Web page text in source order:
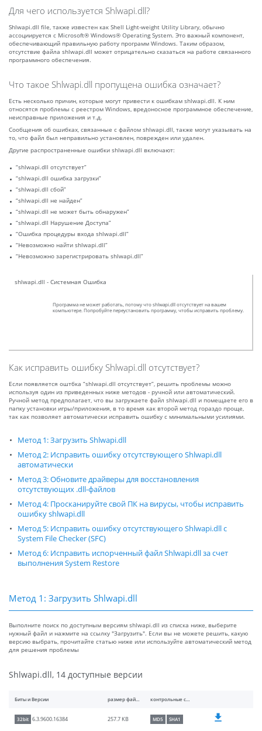
Для чего используется Shlwapi.dll?
Shlwapi.dll file, также известен как Shell Light-weight Utility Library, обычно
ассоциируется с Microsoft® Windows® Operating System. Это важный компонент,
обеспечивающий правильную работу программ Windows. Таким образом,
отсутствие файла shlwapi.dll может отрицательно сказаться на работе связанного
программного обеспечения.
Что такое Shlwapi.dll пропущена ошибка означает?
Есть несколько причин, которые могут привести к ошибкам shlwapi.dll. К ним
относятся проблемы с реестром Windows, вредоносное программное обеспечение,
неисправные приложения и т.д.
Сообщения об ошибках, связанные с файлом shlwapi.dll, также могут указывать на
то, что файл был неправильно установлен, поврежден или удален.
Другие распространенные ошибки shlwapi.dll включают:
“shlwapi.dll отсутствует”
“shlwapi.dll ошибка загрузки”
“shlwapi.dll сбой”
“shlwapi.dll не найден”
“shlwapi.dll не может быть обнаружен”
“shlwapi.dll Нарушение Доступа”
“Ошибка процедуры входа shlwapi.dll”
“Невозможно найти shlwapi.dll”
“Невозможно зарегистрировать shlwapi.dll”
shlwapi.dll - Системная Ошибка
Программа не может работать, потому что shlwapi.dll отсутствует на вашем
компьютере. Попробуйте переустановить программу, чтобы исправить проблему.
Как исправить ошибку Shlwapi.dll отсутствует?
Если появляется оштбка “shlwapi.dll отсутствует”, решить проблемы можно
используя один из приведенных ниже методов - ручной или автоматический.
Ручной метод предполагает, что вы загружаете файл shlwapi.dll и помещаете его в
папку установки игры/приложения, в то время как второй метод гораздо проще,
так как позволяет автоматически исправить ошибку с минимальными усилиями.
Метод 1: Загрузить Shlwapi.dll
Метод 2: Исправить ошибку отсутствующего Shlwapi.dll
автоматически
Метод 3: Обновите драйверы для восстановления
отсутствующих .dll-файлов
Метод 4: Просканируйте свой ПК на вирусы, чтобы исправить
ошибку shlwapi.dll
Метод 5: Исправить ошибку отсутствующего Shlwapi.dll с
System File Checker (SFC)
Метод 6: Исправить испорченный файл Shlwapi.dll за счет
выполнения System Restore
Метод 1: Загрузить Shlwapi.dll
Выполните поиск по доступным версиям shlwapi.dll из списка ниже, выберите
нужный файл и нажмите на ссылку "Загрузить". Если вы не можете решить, какую
версию выбрать, прочитайте статью ниже или используйте автоматический метод
для решения проблемы
Shlwapi.dll, 14 доступные версии
Биты и Версии размер файлы контрольные суммы
32bit 6.3.9600.16384 257.7 KB MD5 SHA1